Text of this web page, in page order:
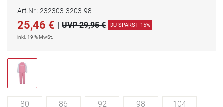
Art.Nr.: 232303-3203-98
25,46 € | UVP 29,95 € DU SPARST 15%
inkl. 19 % MwSt.
80 86 92 98 104